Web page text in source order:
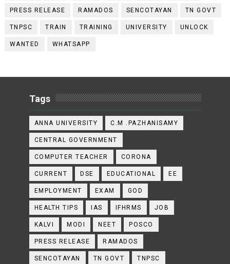
PRESS RELEASE RAMADOS SENCOTAYAN TN GOVT
TNPSC TRAIN TRAINING UNIVERSITY UNLOCK
WANTED WHATSAPP
Tags
ANNA UNIVERSITY C.M .PAZHANISAMY
CENTRAL GOVERNMENT
COMPUTER TEACHER CORONA
CURRENT DSE EDUCATIONAL EE
EMPLOYMENT EXAM GOD
HEALTH TIPS IAS IFHRMS JOB
KALVI MODI NEET POSCO
PRESS RELEASE RAMADOS
SENCOTAYAN TN GOVT TNPSC